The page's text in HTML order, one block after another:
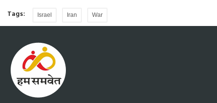
Tags: Israel Iran War